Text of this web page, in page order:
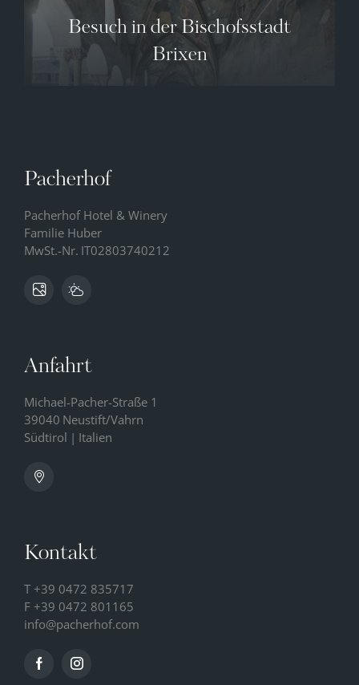
Besuch in der Bischofsstadt
Brixen
Pacherhof
Pacherhof Hotel & Winery
Familie Huber
MwSt.-Nr. IT02803740212
Anfahrt
Michael-Pacher-Straße 1
39040 Neustift/Vahrn
Südtirol | Italien
Kontakt
T +39 0472 835717
F +39 0472 801165
info@pacherhof.com